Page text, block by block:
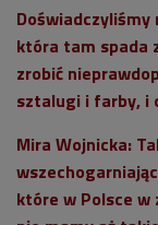
która tam spada
zrobić
sztalugi i farby, i
Mira Wojnicka:
które w Polsce w